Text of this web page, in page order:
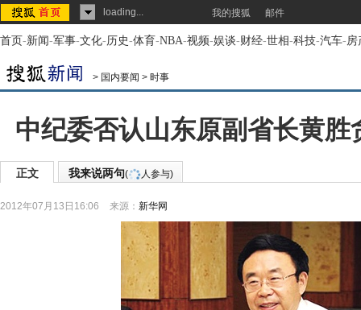
loading... 我的搜狐 邮件
首页-新闻-军事-文化-历史-体育-NBA-视频-娱谈-财经-世相-科技-汽车-房
> 国内要闻 > 时事
中纪委否认山东原副省长黄胜
正文 我来说两句( 人参与)
2012年07月13日16:06 来源： 新华网